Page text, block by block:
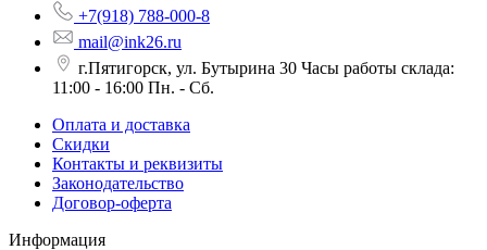
+7(918) 788-000-8
mail@ink26.ru
г.Пятигорск, ул. Бутырина 30 Часы работы склада:
11:00 - 16:00 Пн. - Сб.
Оплата и доставка
Скидки
Контакты и реквизиты
Законодательство
Договор-оферта
Информация